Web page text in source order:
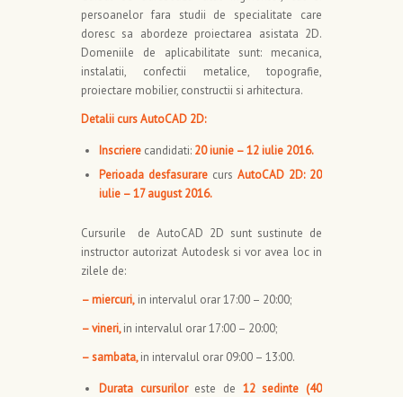
persoanelor fara studii de specialitate care
doresc sa abordeze proiectarea asistata 2D.
Domeniile de aplicabilitate sunt: mecanica,
instalatii, confectii metalice, topografie,
proiectare mobilier, constructii si arhitectura.
Detalii curs AutoCAD 2D:
Inscriere candidati: 20 iunie – 12 iulie 2016.
Perioada desfasurare curs AutoCAD 2D: 20
iulie – 17 august 2016.
Cursurile de AutoCAD 2D sunt sustinute de
instructor autorizat Autodesk si vor avea loc in
zilele de:
– miercuri, in intervalul orar 17:00 – 20:00;
– vineri,in intervalul orar 17:00 – 20:00;
– sambata,in intervalul orar 09:00 – 13:00.
Durata cursuriloreste de 12 sedinte (40